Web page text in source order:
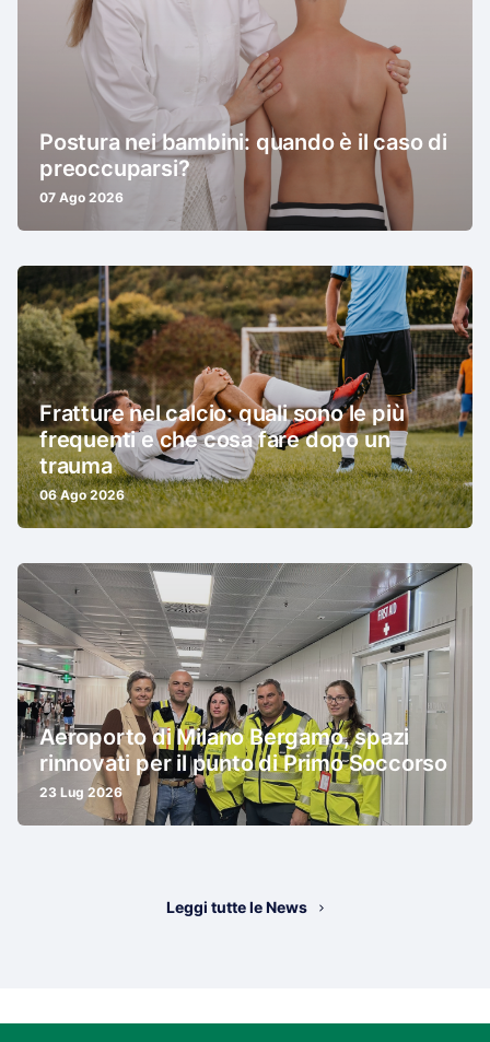
Postura nei bambini: quando è il caso di
preoccuparsi?
07 Ago 2026
Fratture nel calcio: quali sono le più
frequenti e che cosa fare dopo un
trauma
06 Ago 2026
Aeroporto di Milano Bergamo, spazi
rinnovati per il punto di Primo Soccorso
23 Lug 2026
Leggi tutte le News